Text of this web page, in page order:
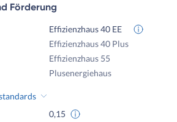
Förderung
Effizienzhaus 40 EE
Effizienzhaus 40 Plus
Effizienzhaus 55
Plusenergiehaus
0,15